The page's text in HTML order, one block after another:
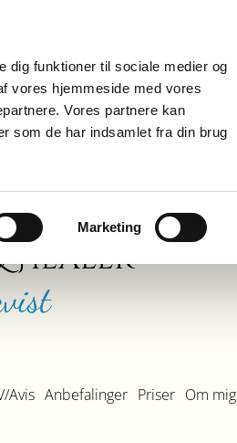
dig funktioner til sociale medier og
vores hjemmeside med vores
Vores partnere kan
som de har indsamlet fra din brug
Marketing
Avis Anbefalinger Priser Om mig